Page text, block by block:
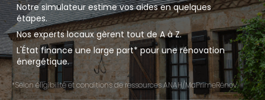
Notre simulateur estime vos aides en quelques
étapes.
Nos experts locaux gèrent tout de A à Z.
L'État finance une large part* pour une rénovation
énergétique.
*Selon éligibilité et conditions de ressources ANAH/MaPrimeRénov'.